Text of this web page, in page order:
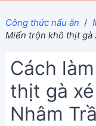
Công thức nấu ăn /
Miến trộn khô thịt gà
Cách
thịt gà
Nhâm